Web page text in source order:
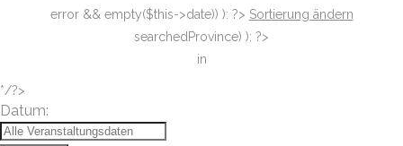
error && empty($this->date)) ): ?> Sortierung ändern
searchedProvince) ): ?>
in
*/?>
Datum: